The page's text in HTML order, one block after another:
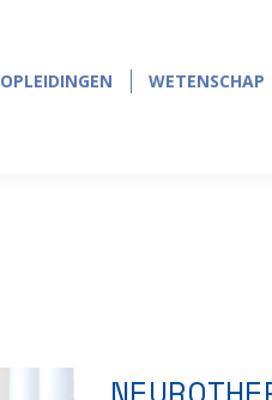
OPLEIDINGEN WETENSCHAP
OPLEIDINGEN WETENSCHAP